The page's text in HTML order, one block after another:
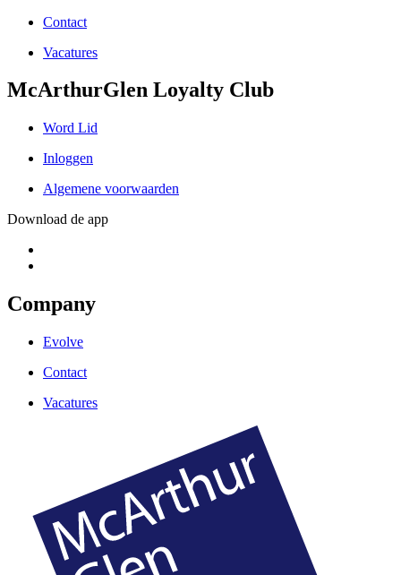
Contact
Vacatures
McArthurGlen Loyalty Club
Word Lid
Inloggen
Algemene voorwaarden
Download de app
Company
Evolve
Contact
Vacatures